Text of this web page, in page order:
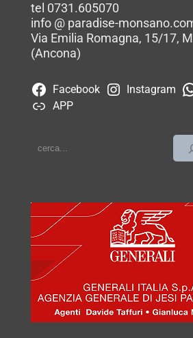
tel 0731.605070
info @ paradise-
Via Emilia Romagna, 15/17,
(Ancona)
Facebook Instagram
APP